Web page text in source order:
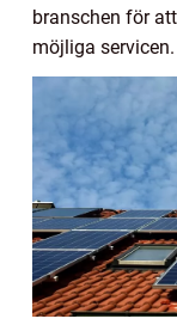
branschen för
möjliga servicen.